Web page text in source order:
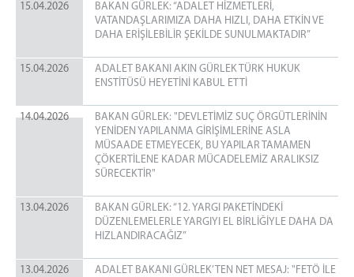
15.04.2026
BAKAN GÜRLEK: “ADALET HİZMETLERİ,
VATANDAŞLARIMIZA DAHA HIZLI, DAHA ETKİN VE
DAHA ERİŞİLEBİLİR ŞEKİLDE SUNULMAKTADIR”
15.04.2026
ADALET BAKANI AKIN GÜRLEK TÜRK HUKUK
ENSTİTÜSÜ HEYETİNİ KABUL ETTİ
14.04.2026
BAKAN GÜRLEK: "DEVLETİMİZ SUÇ ÖRGÜTLERİNİN
YENİDEN YAPILANMA GİRİŞİMLERİNE ASLA
MÜSAADE ETMEYECEK, BU YAPILAR TAMAMEN
ÇÖKERTİLENE KADAR MÜCADELEMİZ ARALIKSIZ
SÜRECEKTİR"
13.04.2026
BAKAN GÜRLEK: “12. YARGI PAKETİNDEKİ
DÜZENLEMELERLE YARGIYI EL BİRLİĞİYLE DAHA DA
HIZLANDIRACAĞIZ”
13.04.2026
ADALET BAKANI GÜRLEK’TEN NET MESAJ: "FETÖ İLE